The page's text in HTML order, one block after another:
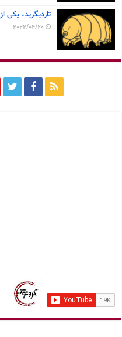
تاردیگرید،
2022/04/20